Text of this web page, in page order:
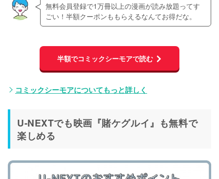
無料会員登録で1万冊以上の漫画が読み放題ってす
ごい！半額クーポンももらえるなんてお得だな。
半額でコミックシーモアで読む
コミックシーモアについてもっと詳しく
U-NEXTでも映画『賭ケグルイ』も無料で
楽しめる